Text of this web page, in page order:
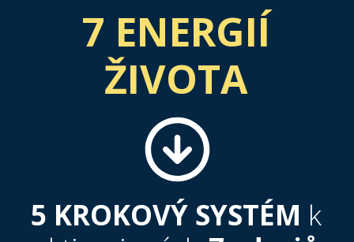
7 ENERGIÍ
ŽIVOTA
5 KROKOVÝ SYSTÉM k